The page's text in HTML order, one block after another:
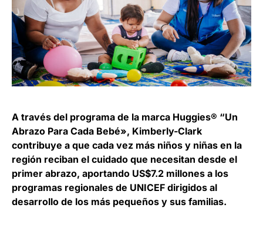
A través del programa de la marca Huggies® “Un
Abrazo Para Cada Bebé», Kimberly-Clark
contribuye a que cada vez más niños y niñas en la
región reciban el cuidado que necesitan desde el
primer abrazo, aportando US$7.2 millones a los
programas regionales de UNICEF dirigidos al
desarrollo de los más pequeños y sus familias.